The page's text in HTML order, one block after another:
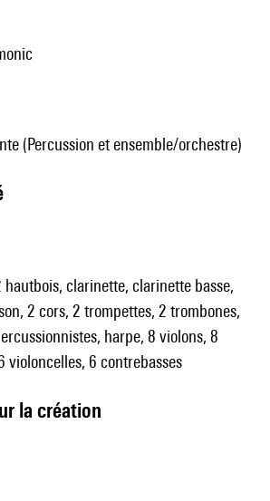
(Percussion et ensemble/orchestre)
clarinette, clarinette basse,
2 cors, 2 trompettes, 2 trombones,
harpe, 8 violons, 8
violoncelles, 6 contrebasses
la création